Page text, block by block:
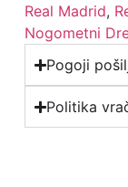
Real Madrid,
Nogometni
Pogoji
Politika